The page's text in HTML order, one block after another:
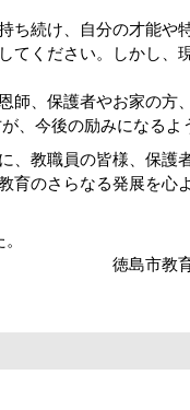
続け、自分の才能や
てください。しかし、
、保護者やお家の方
、今後の励みになるよ
教職員の皆様、保護
育のさらなる発展を心
育長